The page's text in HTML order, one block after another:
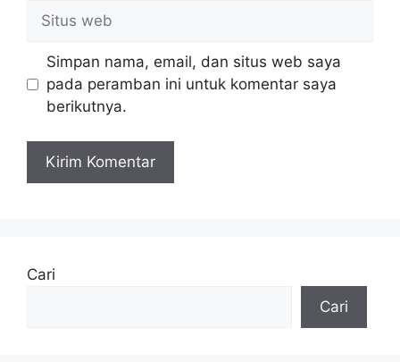
Situs
web
Simpan nama, email, dan situs web saya
pada peramban ini untuk komentar saya
berikutnya.
Cari
Cari